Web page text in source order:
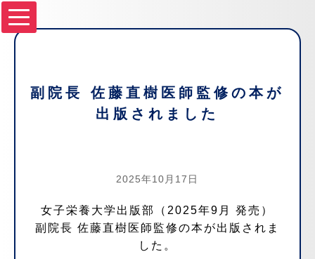
副院長 佐藤直樹医師監修の本が
出版されました
2025年10月17日
女子栄養大学出版部（2025年9月 発売）
副院長 佐藤直樹医師監修の本が出版されま
した。